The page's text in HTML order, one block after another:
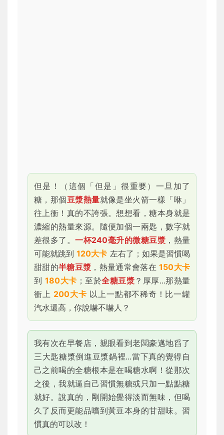
但是！（這個「但是」很重要）一旦加了
糖，那個豆漿熱量就像是坐火箭一樣「咻」
往上衝！真的不誇張。想想看，糖本身就是
濃縮的熱量來源。隨便加個一兩匙，數字就
差很多了。一杯240毫升的微糖豆漿 ，熱量
可能就跳到120大卡 左右了；如果是習慣喝
甜甜的半糖豆漿 ，熱量通常會落在150大卡
到 180大卡 ；至於全糖豆漿 ？厚厚...那熱量
衝上 200大卡 以上一點都不稀奇！比一罐
汽水還高，你說嚇不嚇人？
我有次在早餐店，親眼看到老闆豪邁地舀了
三大匙糖漿倒進豆漿鍋裡...當下真的覺得自
己之前喝的全糖根本是在喝糖水啊！從那次
之後，我就逼自己習慣無糖或只加一點點糖
就好。說真的，剛開始覺得淡而無味，但喝
久了反而更能品嚐到黃豆本身的甘甜味。習
慣真的可以改！